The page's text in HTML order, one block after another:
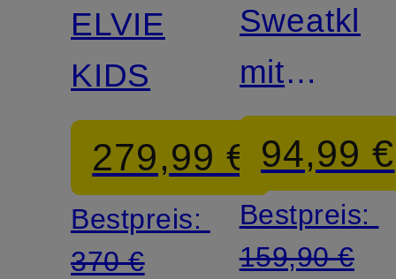
ELVIE
KIDS
279,99 €
Bestpreis:
370 €
mit
94,99 €
Bestpreis:
159,90 €